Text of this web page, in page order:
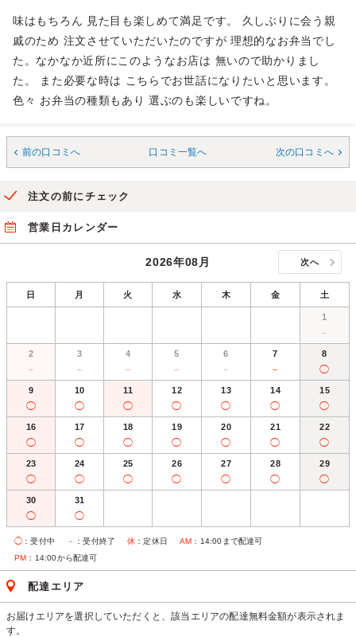
味はもちろん 見た目も楽しめて満足です。 久しぶりに会う親
戚のため 注文させていただいたのですが 理想的なお弁当でし
た。なかなか近所にこのようなお店は 無いので助かりまし
た。 また必要な時は こちらでお世話になりたいと思います。
色々 お弁当の種類もあり 選ぶのも楽しいですね。
前の口コミへ 口コミ一覧へ 次の口コミへ
注文の前にチェック
営業日カレンダー
2026年08月 次へ
日 月 火 水 木 金 土
1
－
2
－
3
－
4
－
5
－
6
－
7
－
8
◯
9
◯
10
◯
11
◯
12
◯
13
◯
14
◯
15
◯
16
◯
17
◯
18
◯
19
◯
20
◯
21
◯
22
◯
23
◯
24
◯
25
◯
26
◯
27
◯
28
◯
29
◯
30
◯
31
◯
◯ ：受付中 － ：受付終了 休 ：定休日 AM ：14:00まで配達可
PM ：14:00から配達可
配達エリア
お届けエリアを選択していただくと、該当エリアの配達無料金額が表示されま
す。